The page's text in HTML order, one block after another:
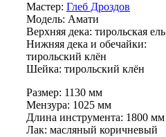
Мастер: Глеб Дроздов
Модель: Амати
Верхняя дека: тирольская ель
Нижняя дека и обечайки:
тирольский клён
Шейка: тирольский клён
Размер: 1130 мм
Мензура: 1025 мм
Длина инструмента: 1800 мм
Лак: масляный коричневый